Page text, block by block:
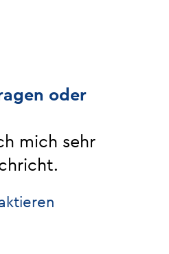
oder
mich sehr